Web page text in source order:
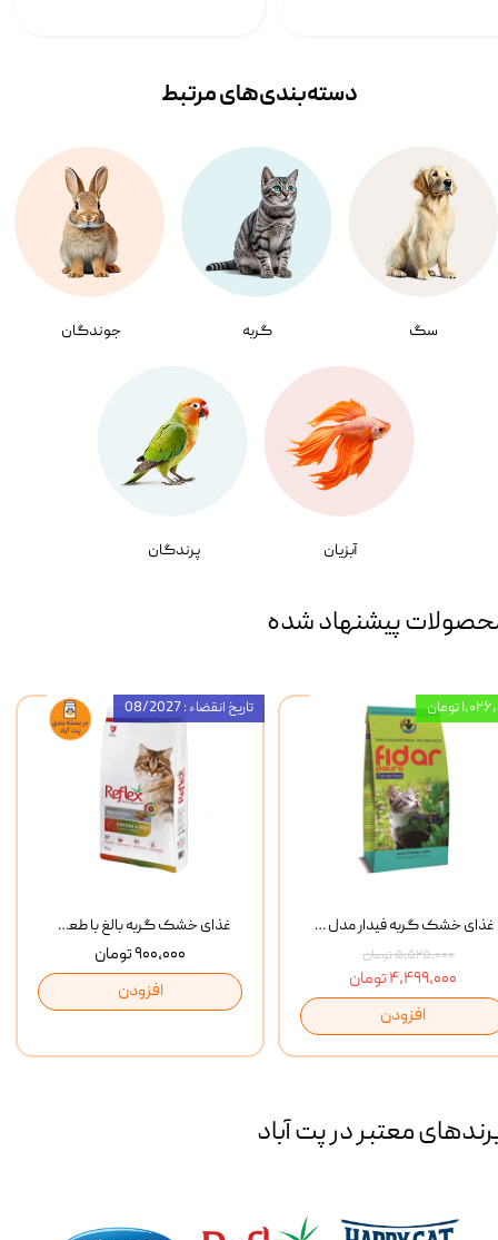
سگ گربه جوندگان
آبزیان پرندگان
دسته‌بندی‌‌های مرتبط
پیشنهاد شده
غذای خشک گربه بالغ با طعم مرغ و برنج رفلکس Reflex Multi Color Chicken And Rice وزن 1 کیلوگرم
۹۰۰,۰۰۰ تومان
افزودن
تاریخ انقضاء : 08/2027
غذای خشک گربه فیدار مدل Adult وزن 10 کیلوگرم
۵,۵۲۵,۰۰۰ تومان
۴,۴۹۹,۰۰۰ تومان
افزودن
تومان
معتبر در پت آباد